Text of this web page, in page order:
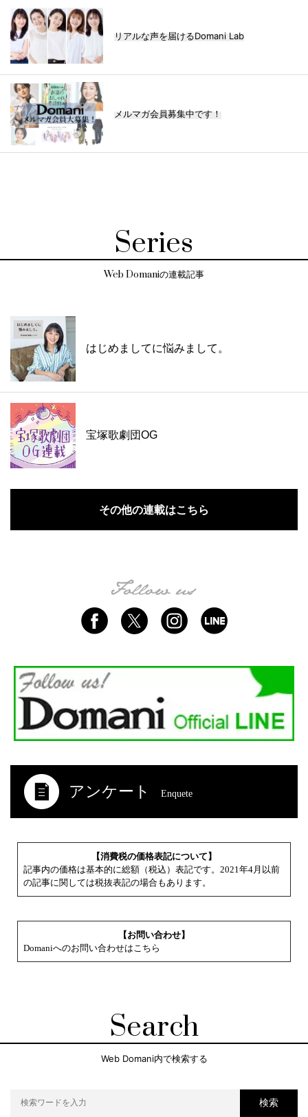
リアルな声を届けるDomani Lab
メルマガ会員募集中です！
Series
Web Domaniの連載記事
はじめましてに悩みまして。
宝塚歌劇団OG
その他の連載はこちら
アンケート Enquete
【消費税の価格表記について】
記事内の価格は基本的に総額（税込）表記です。2021年4月以前
の記事に関しては税抜表記の場合もあります。
【お問い合わせ】
Domaniへのお問い合わせはこちら
Search
Web Domani内で検索する
検索